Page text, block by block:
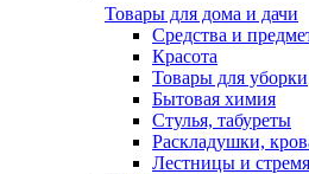
Товары для дома и дачи
Средства и
Красота
Товары для уборки
Бытовая химия
Стулья, табуреты
Раскладушки,
Лестницы и